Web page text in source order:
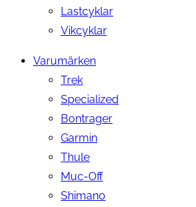
Lastcyklar
Vikcyklar
Varumärken
Trek
Specialized
Bontrager
Garmin
Thule
Muc-Off
Shimano